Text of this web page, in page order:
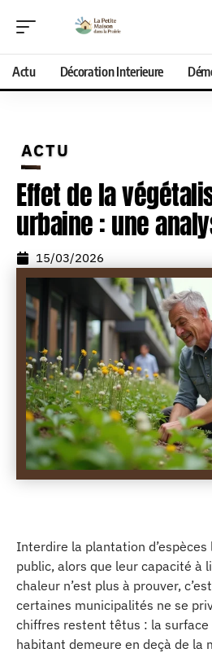
Actu Décoration Interieure
ACTU
Effet de la
urbaine : une
15/03/2026
Interdire la plantation d’espèces
public, alors que leur capacité à
chaleur n’est plus à prouver,
certaines municipalités ne se
chiffres restent têtus : la surface
habitant demeure en deçà de la